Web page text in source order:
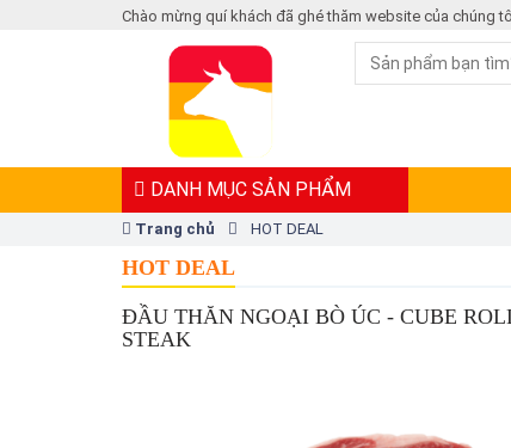
Chào mừng quí khách đã ghé thăm website của chúng
DANH MỤC SẢN PHẨM
Trang chủ HOT DEAL
HOT DEAL
ĐẦU THĂN NGOẠI BÒ ÚC - CUBE
STEAK